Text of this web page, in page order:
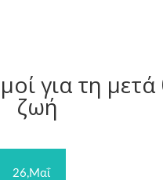
για τη
ζωή
26,Μαΐ